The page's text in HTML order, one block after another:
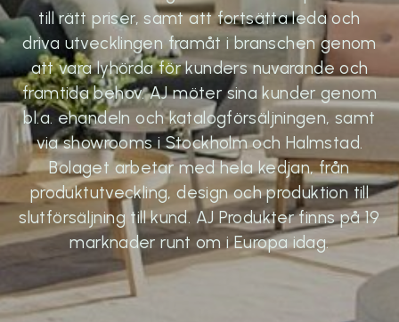
till rätt priser, samt att fortsätta leda och
driva utvecklingen framåt i branschen genom
att vara lyhörda för kunders nuvarande och
framtida behov. AJ möter sina kunder genom
bl.a. ehandeln och katalogförsäljningen, samt
via showrooms i Stockholm och Halmstad.
Bolaget arbetar med hela kedjan, från
produktutveckling, design och produktion till
slutförsäljning till kund. AJ Produkter finns på 19
marknader runt om i Europa idag.